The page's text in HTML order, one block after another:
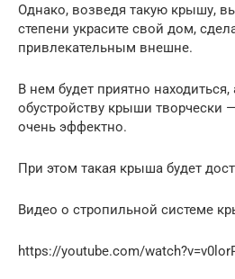
Однако, возведя такую крышу,
степени украсите свой дом,
привлекательным внешне.
В нем будет приятно
обустройству крыши творчески
очень эффектно.
При этом такая крыша будет
Видео о стропильной системе
https://youtube.com/